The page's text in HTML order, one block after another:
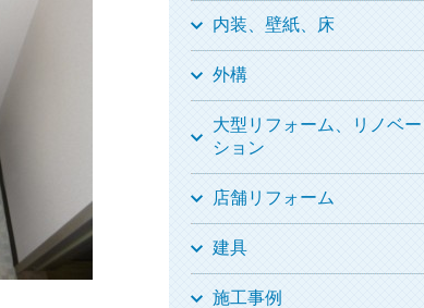
内装、壁紙、床
外構
大型リフォーム、リノベー
ション
店舗リフォーム
建具
施工事例